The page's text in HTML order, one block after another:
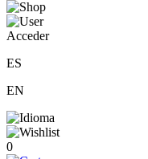
Acceder
ES
EN
0